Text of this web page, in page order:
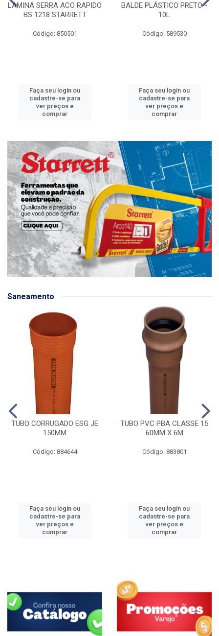
LAMINA SERRA ACO RAPIDO
BS 1218 STARRETT
Código: 850501
Faça seu login ou
cadastre-se para
ver preços e
comprar
BALDE PLÁSTICO PRETO -
10L
Código: 589530
Faça seu login ou
cadastre-se para
ver preços e
comprar
Saneamento
TUBO CORRUGADO ESG JE
150MM
Código: 884644
Faça seu login ou
cadastre-se para
ver preços e
comprar
TUBO PVC PBA CLASSE 15
60MM X 6M
Código: 883801
Faça seu login ou
cadastre-se para
ver preços e
comprar